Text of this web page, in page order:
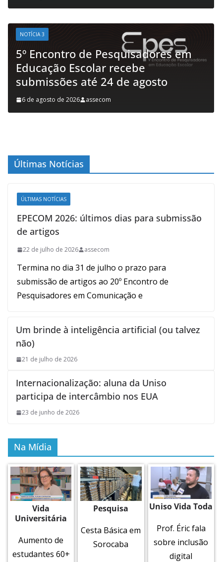
NOTÍCIA 3
5º Encontro de Pesquisadores em
Educação Escolar recebe
submissões até 24 de agosto
6 de agosto de 2026 assecom
Últimas Notícias
ÚLTIMAS NOTÍCIAS
EPECOM 2026: últimos dias para submissão
de artigos
22 de julho de 2026 assecom
Termina no dia 31 de julho o prazo para
submissão de artigos ao 20º Encontro de
Pesquisadores em Comunicação e
Um brinde à inteligência artificial (ou talvez
não)
21 de julho de 2026
Internacionalização: aluna da Uniso
participa de intercâmbio nos EUA
23 de junho de 2026
Na Mídia
Vida
Universitária
Aumento de
estudantes 60+
Pesquisa
Cesta Básica em
Sorocaba
Uniso Vida Toda
Prof. Éric fala
sobre inclusão
digital